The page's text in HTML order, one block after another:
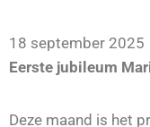
18 september 2025
Eerste jubileum
Deze maand is het